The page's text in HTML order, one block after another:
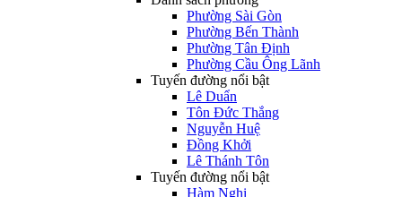
Phường Sài Gòn
Phường Bến Thành
Phường Tân Định
Phường Cầu Ông Lãnh
Tuyến đường nổi bật
Lê Duẩn
Tôn Đức Thắng
Nguyễn Huệ
Đồng Khởi
Lê Thánh Tôn
Tuyến đường nổi bật
Hàm Nghi